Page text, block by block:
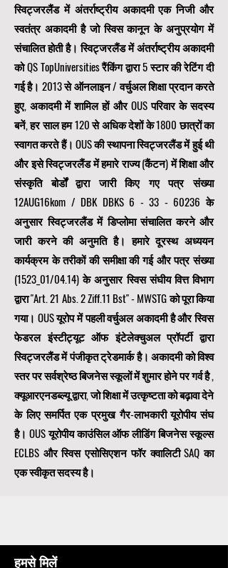
स्विट्जरलैंड में अंतर्राष्ट्रीय अकादमी एक निजी और
स्वतंत्र अकादमी है जो स्विस कानून के अनुप्रयोग में
संचालित होती है। स्विट्जरलैंड में अंतर्राष्ट्रीय अकादमी
को QS TopUniversities रैंकिंग द्वारा 5 स्टार की रेटिंग दी
गई है। 2013 से ऑनलाइन / वर्चुअल शिक्षा प्रदान करते
हुए, अकादमी में शामिल हों और OUS परिवार के सदस्य
बनें, हर साल हम 120 से अधिक देशों के 1800 छात्रों का
स्वागत करते हैं। OUS की स्थापना स्विट्जरलैंड में हुई थी
और इसे स्विट्जरलैंड में हमारे राज्य (कैंटन) में शिक्षा और
संस्कृति बोर्डों द्वारा जारी किए गए पत्र संख्या
12AUG16kom / DBK DBKS6 - 33 - 60236 के
अनुसार स्विट्जरलैंड में डिप्लोमा संचालित करने और
जारी करने की अनुमति है। हमारे दूरस्थ अध्ययन
कार्यक्रम के तरीकों की समीक्षा की गई और पत्र संख्या
(1523_01/04.14) के अनुसार स्विस संघीय वित्त विभाग
द्वारा "Art. 21 Abs. 2 Ziff.11 Bst" - MWSTG को पूरा किया
गया। OUS यूरोप में पहली वर्चुअल अकादमी है और स्विस
फेडरल इंस्टीट्यूट ऑफ इंटेलेक्चुअल प्रॉपर्टी द्वारा
स्विट्जरलैंड में पंजीकृत ट्रेडमार्क है। अकादमी को विश्व
स्तर पर सर्वश्रेष्ठ बिजनेस स्कूलों में शुमार होने पर गर्व है,
क्यूआरएनडब्ल्यू द्वारा, जो शिक्षा में उत्कृष्टता को बढ़ावा देने
के लिए समर्पित एकप्रमुख गैर-लाभकारी यूरोपीय संघ
है। OUSयूरोपीय काउंसिल ऑफ लीडिंग बिजनेस स्कूल्स
ECLBS और स्विस एसोसिएशन फॉर क्वालिटी SAQ का
एक स्वीकृत सदस्य है।
हमसे मिलें